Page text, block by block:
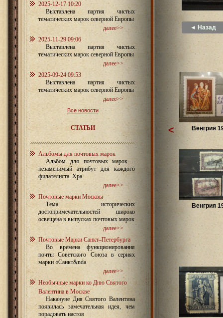
2025-12-17 10:20
Выставлена партия чистых
тематических марок северной Европы
далее>>
2025-11-29 09:06
Выставлена партия чистых
тематических марок северной Европы
далее>>
2025-09-24 09:53
Выставлена партия чистых
тематических марок северной Европы
далее>>
Все новости
СТАТЬИ
Альбомы для почтовых марок
Альбом для почтовых марок –
незаменимый атрибут для каждого
филателиста. Хра
далее>>
Почтовые марки Москвы
Тема исторических
достопримечательностей широко
освещена в выпусках почтовых марок
далее>>
Почтовые Марки Санкт–Петербурга
Во времена функционирования
почты Советского Союза в сериях
марки «Санкт&nda
далее>>
Необычные марки ко Дню Святого
Валентина в Москве
Накануне Дня Святого Валентина
появилась замечательная идея, чем
порадовать настоя
◄ Назад
Венгрия
Венгрия
<